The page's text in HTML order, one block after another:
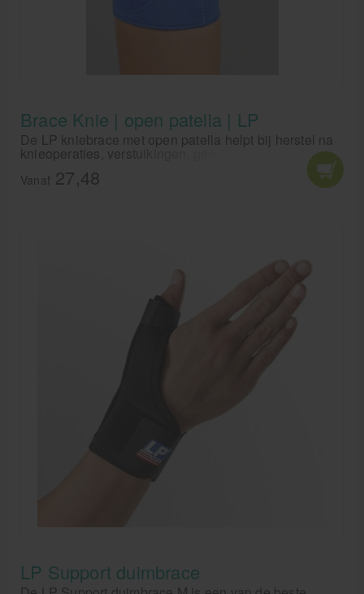
Brace Knie | open patella | LP
De LP kniebrace met open patella helpt bij herstel na
knieoperaties, verstuikingen, gewrichtsontstekingen
en als bescherming tegen schaafwonden.
Vanaf 27,48
LP Support duimbrace